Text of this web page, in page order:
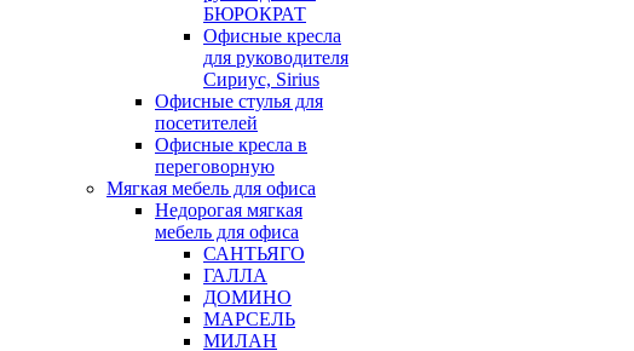
БЮРОКРАТ
Офисные кресла
для руководителя
Сириус, Sirius
Офисные стулья для
посетителей
Офисные кресла в
переговорную
Мягкая мебель для офиса
Недорогая мягкая
мебель для офиса
САНТЬЯГО
ГАЛЛА
ДОМИНО
МАРСЕЛЬ
МИЛАН